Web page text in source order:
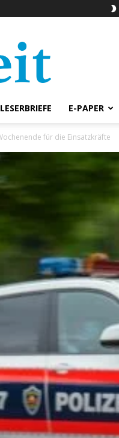
LESERBRIEFE E-PAPER
für die Einsatzkräfte